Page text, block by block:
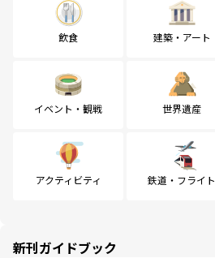
飲食 建築・アート
イベント・観戦 世界遺産
アクティビティ 鉄道・フライト
新刊ガイドブック